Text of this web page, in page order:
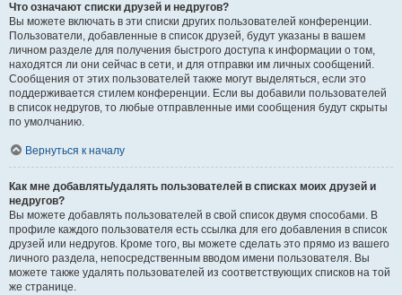
Что означают списки друзей и недругов?
Вы можете включать в эти списки других пользователей конференции.
Пользователи, добавленные в список друзей, будут указаны в вашем
личном разделе для получения быстрого доступа к информации о том,
находятся ли они сейчас в сети, и для отправки им личных сообщений.
Сообщения от этих пользователей также могут выделяться, если это
поддерживается стилем конференции. Если вы добавили пользователей
в список недругов, то любые отправленные ими сообщения будут скрыты
по умолчанию.
Вернуться к началу
Как мне добавлять/удалять пользователей в списках моих друзей и
недругов?
Вы можете добавлять пользователей в свой список двумя способами. В
профиле каждого пользователя есть ссылка для его добавления в список
друзей или недругов. Кроме того, вы можете сделать это прямо из вашего
личного раздела, непосредственным вводом имени пользователя. Вы
можете также удалять пользователей из соответствующих списков на той
же странице.